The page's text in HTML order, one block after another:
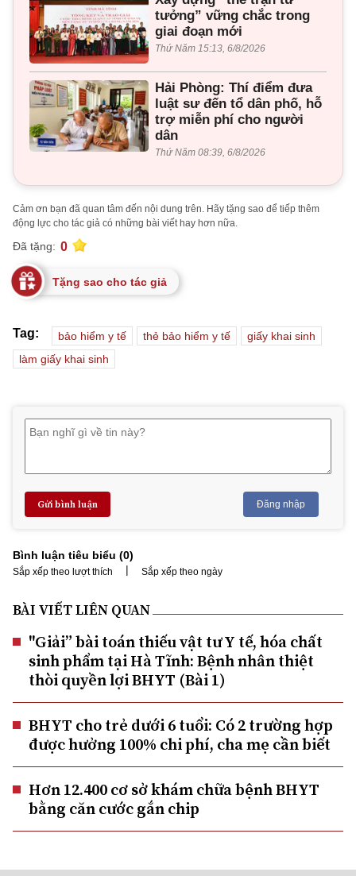
tưởng” vững chắc trong
giai đoạn mới
Thứ Năm 15:13, 6/8/2026
Hải Phòng: Thí điểm đưa
luật sư đến tổ dân phố, hỗ
trợ miễn phí cho người
dân
Thứ Năm 08:39, 6/8/2026
Cảm ơn bạn đã quan tâm đến nội dung trên. Hãy tặng sao để tiếp thêm
động lực cho tác giả có những bài viết hay hơn nữa.
Đã tặng: 0
Tặng sao cho tác giả
Tag: bảo hiểm y tế thẻ bảo hiểm y tế
giấy khai sinh
làm giấy khai sinh
Gửi bình luận Đăng nhập
Bình luận tiêu biểu (0)
Sắp xếp theo lượt thích | Sắp xếp theo ngày
BÀI VIẾT LIÊN QUAN
"Giải” bài toán thiếu vật tư Y tế, hóa chất
sinh phẩm tại Hà Tĩnh: Bệnh nhân thiệt
thòi quyền lợi BHYT (Bài 1)
BHYT cho trẻ dưới 6 tuổi: Có 2 trường hợp
được hưởng 100% chi phí, cha mẹ cần biết
Hơn 12.400 cơ sở khám chữa bệnh BHYT
bằng căn cước gắn chip